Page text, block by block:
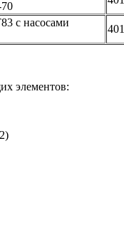
с насосами
элементов: